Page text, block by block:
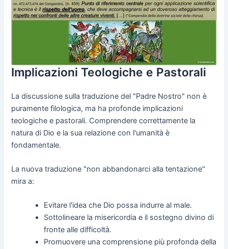
Implicazioni Teologiche e Pastorali
La discussione sulla traduzione del "Padre Nostro" non è
puramente filologica, ma ha profonde implicazioni
teologiche e pastorali. Comprendere correttamente la
natura di Dio e la sua relazione con l'umanità è
fondamentale.
La nuova traduzione "non abbandonarci alla tentazione"
mira a:
Evitare l'idea che Dio possa indurre al male.
Sottolineare la misericordia e il sostegno divino di
fronte alle difficoltà.
Promuovere una comprensione più profonda della